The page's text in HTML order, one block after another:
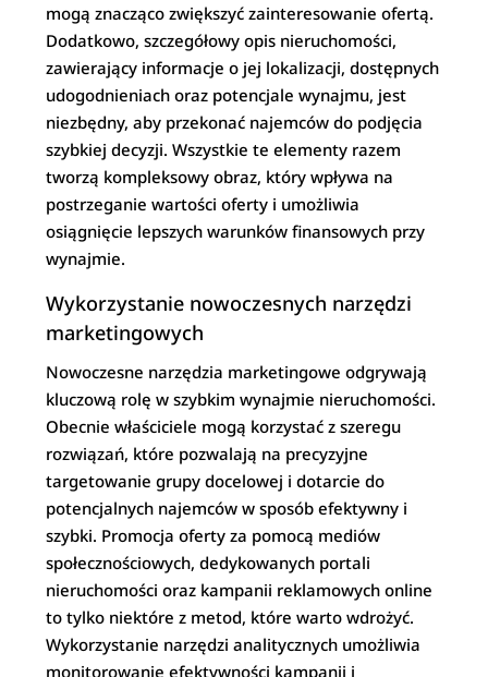
mogą znacząco zwiększyć zainteresowanie ofertą.
Dodatkowo, szczegółowy opis nieruchomości,
zawierający informacje o jej lokalizacji, dostępnych
udogodnieniach oraz potencjale wynajmu, jest
niezbędny, aby przekonać najemców do podjęcia
szybkiej decyzji. Wszystkie te elementy razem
tworzą kompleksowy obraz, który wpływa na
postrzeganie wartości oferty i umożliwia
osiągnięcie lepszych warunków finansowych przy
wynajmie.
Wykorzystanie nowoczesnych narzędzi
marketingowych
Nowoczesne narzędzia marketingowe odgrywają
kluczową rolę w szybkim wynajmie nieruchomości.
Obecnie właściciele mogą korzystać z szeregu
rozwiązań, które pozwalają na precyzyjne
targetowanie grupy docelowej i dotarcie do
potencjalnych najemców w sposób efektywny i
szybki. Promocja oferty za pomocą mediów
społecznościowych, dedykowanych portali
nieruchomości oraz kampanii reklamowych online
to tylko niektóre z metod, które warto wdrożyć.
Wykorzystanie narzędzi analitycznych umożliwia
monitorowanie efektywności kampanii i